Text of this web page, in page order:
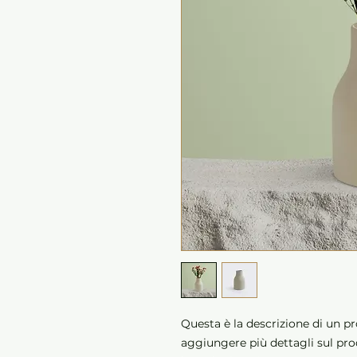
Questa è la descrizione di un
aggiungere più dettagli sul